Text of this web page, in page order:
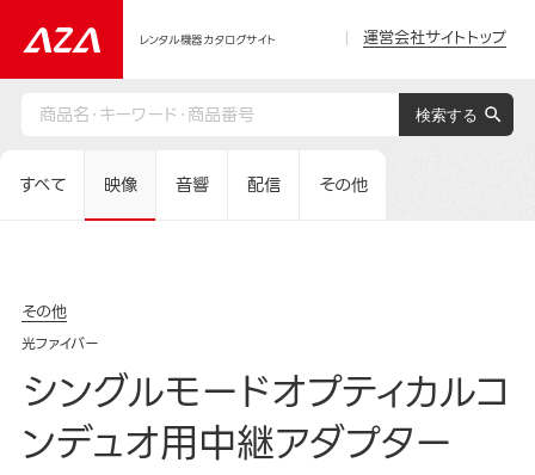
レンタル機器カタログサイト 運営会社サイトトップ
すべて 映像 音響 配信 その他
その他
光ファイバー
シングルモードオプティカルコ
ンデュオ用中継アダプター